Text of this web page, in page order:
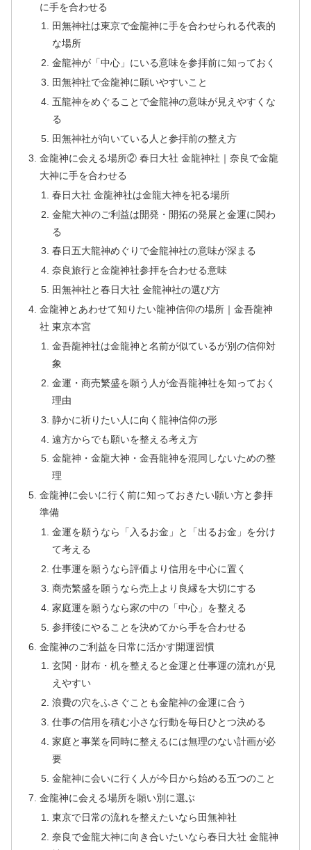
に手を合わせる
田無神社は東京で金龍神に手を合わせられる代表的
な場所
金龍神が「中心」にいる意味を参拝前に知っておく
田無神社で金龍神に願いやすいこと
五龍神をめぐることで金龍神の意味が見えやすくな
る
田無神社が向いている人と参拝前の整え方
金龍神に会える場所② 春日大社 金龍神社｜奈良で金龍
大神に手を合わせる
春日大社 金龍神社は金龍大神を祀る場所
金龍大神のご利益は開発・開拓の発展と金運に関わ
る
春日五大龍神めぐりで金龍神社の意味が深まる
奈良旅行と金龍神社参拝を合わせる意味
田無神社と春日大社 金龍神社の選び方
金龍神とあわせて知りたい龍神信仰の場所｜金吾龍神
社 東京本宮
金吾龍神社は金龍神と名前が似ているが別の信仰対
象
金運・商売繁盛を願う人が金吾龍神社を知っておく
理由
静かに祈りたい人に向く龍神信仰の形
遠方からでも願いを整える考え方
金龍神・金龍大神・金吾龍神を混同しないための整
理
金龍神に会いに行く前に知っておきたい願い方と参拝
準備
金運を願うなら「入るお金」と「出るお金」を分け
て考える
仕事運を願うなら評価より信用を中心に置く
商売繁盛を願うなら売上より良縁を大切にする
家庭運を願うなら家の中の「中心」を整える
参拝後にやることを決めてから手を合わせる
金龍神のご利益を日常に活かす開運習慣
玄関・財布・机を整えると金運と仕事運の流れが見
えやすい
浪費の穴をふさぐことも金龍神の金運に合う
仕事の信用を積む小さな行動を毎日ひとつ決める
家庭と事業を同時に整えるには無理のない計画が必
要
金龍神に会いに行く人が今日から始める五つのこと
金龍神に会える場所を願い別に選ぶ
東京で日常の流れを整えたいなら田無神社
奈良で金龍大神に向き合いたいなら春日大社 金龍神